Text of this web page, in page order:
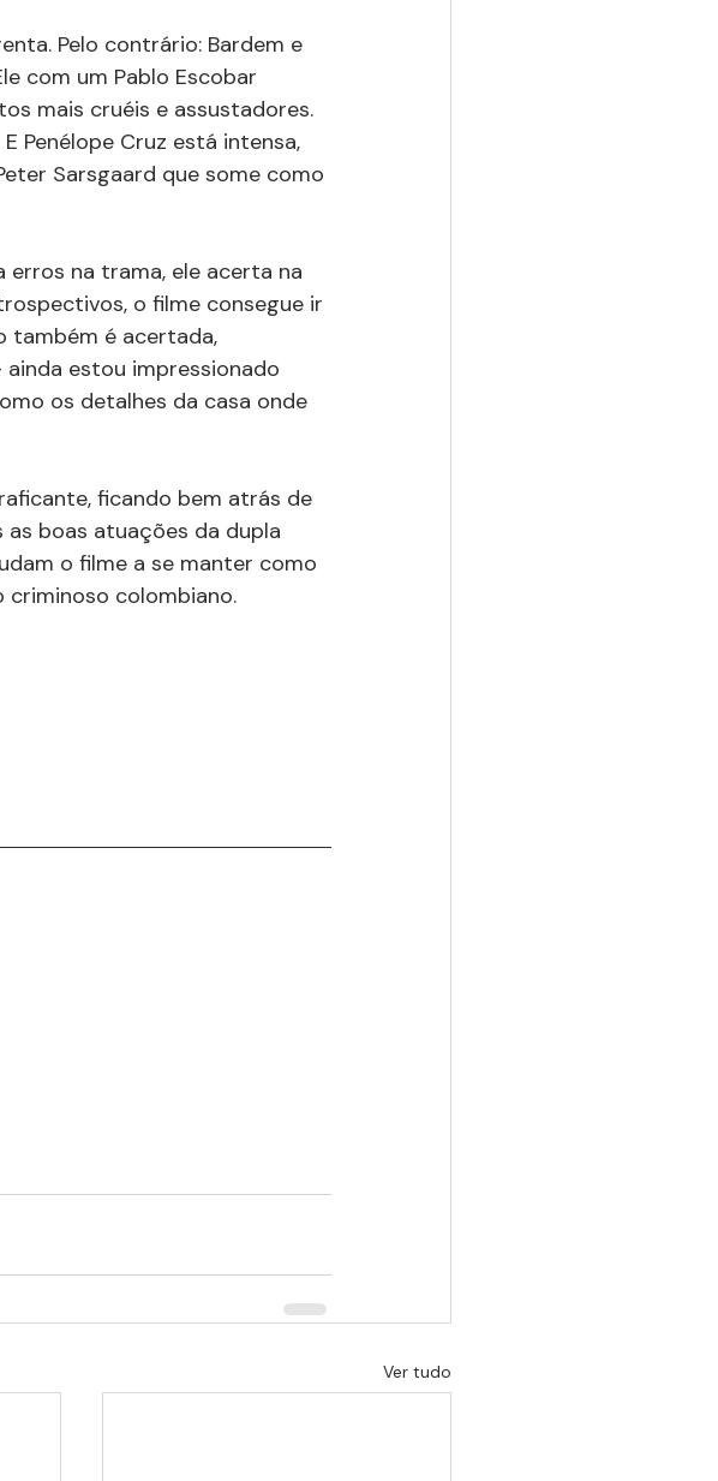
Pelo contrário: Bardem e
com um Pablo Escobar
mais cruéis e assustadores.
Penélope Cruz está intensa,
Sarsgaard que some como
erros na trama, ele acerta na
o filme consegue ir
também é acertada,
estou impressionado
os detalhes da casa onde
ficando bem atrás de
as boas atuações da dupla
o filme a se manter como
criminoso colombiano.
Ver tudo